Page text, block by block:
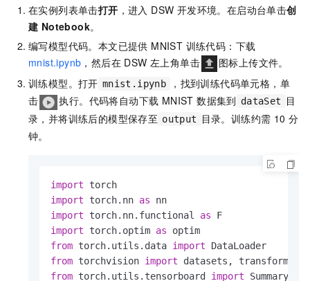
在实例列表单击打开 ，进入 DSW 开发环境。在启动台单击创
建 Notebook。
编写模型代码。本文已提供 MNIST 训练代码：下载
mnist.ipynb ，然后在 DSW 左上角单击
图标上传文件。
训练模型。打开 mnist.ipynb
，找到训练代码单元格，单
击
执行。代码将自动下载 MNIST 数据集到 dataSet
目
录，并将训练后的模型保存至 output
目录。训练约需 10 分
钟。
import
import torch.nn as
import torch.nn.functional as
import torch.optim as
from torch.utils.data import
from torchvision import
from torch.utils.tensorboard import